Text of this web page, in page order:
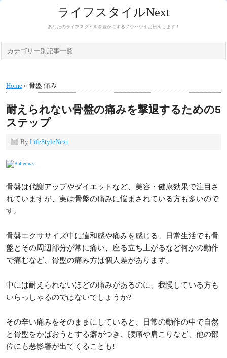
ライフスタイルNext
あなたのライフスタイルを豊かにするノウハウをお伝えします！
カテゴリー別記事一覧
Home » 骨盤 痛み
耐えられない骨盤の痛みを撃退するための5
ステップ
By LifeStyleNext
骨盤は代謝アップやダイエットなど、美容・健康効果で注目さ
れていますが、実は骨盤の痛みに悩まされている方も多いので
す。
骨盤エクササイズ中に違和感や痛みを感じる、日常生活でも骨
盤とその周辺部分が常に痛い、座る立ち上がるなど何かの動作
で痛むなど、骨盤の痛み方は個人差があります。
中には耐えられないほどの痛みがあるのに、我慢している方も
いらっしゃるのではないでしょうか?
その辛い痛みをそのままにしていると、日常の動作の中で自然
と骨盤をかばおうとする癖がつき、腰痛や肩こりなど、他の部
位にも悪影響が出てくることも!